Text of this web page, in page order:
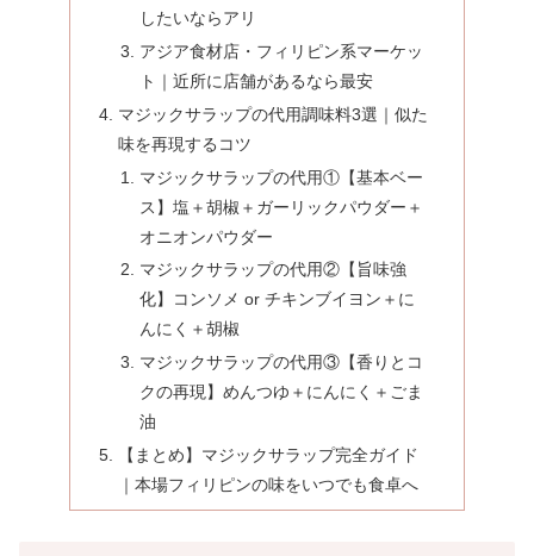
したいならアリ
アジア食材店・フィリピン系マーケッ
ト｜近所に店舗があるなら最安
マジックサラップの代用調味料3選｜似た
味を再現するコツ
マジックサラップの代用①【基本ベー
ス】塩＋胡椒＋ガーリックパウダー＋
オニオンパウダー
マジックサラップの代用②【旨味強
化】コンソメ or チキンブイヨン＋に
んにく＋胡椒
マジックサラップの代用③【香りとコ
クの再現】めんつゆ＋にんにく＋ごま
油
【まとめ】マジックサラップ完全ガイド
｜本場フィリピンの味をいつでも食卓へ